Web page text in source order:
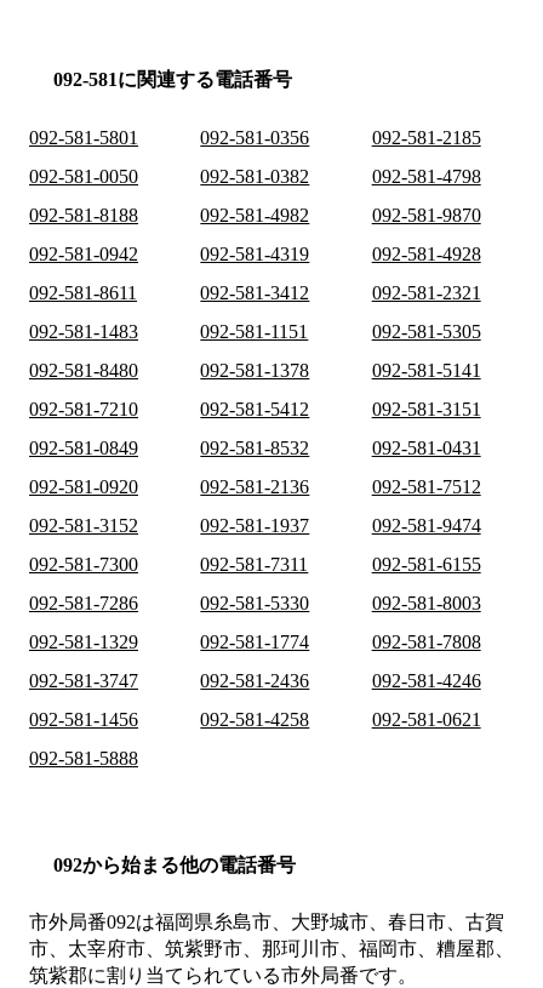
092-581に関連する電話番号
092-581-5801 092-581-0356
092-581-2185
092-581-0050
092-581-0382
092-581-4798
092-581-8188
092-581-4982
092-581-9870
092-581-0942
092-581-4319
092-581-4928
092-581-8611
092-581-3412
092-581-2321
092-581-1483
092-581-1151
092-581-5305
092-581-8480
092-581-1378
092-581-5141
092-581-7210
092-581-5412
092-581-3151
092-581-0849
092-581-8532
092-581-0431
092-581-0920
092-581-2136
092-581-7512
092-581-3152
092-581-1937
092-581-9474
092-581-7300
092-581-7311
092-581-6155
092-581-7286
092-581-5330
092-581-8003
092-581-1329
092-581-1774
092-581-7808
092-581-3747
092-581-2436
092-581-4246
092-581-1456
092-581-4258
092-581-0621
092-581-5888
092から始まる他の電話番号
市外局番092は福岡県糸島市、大野城市、春日市、古賀
市、太宰府市、筑紫野市、那珂川市、福岡市、糟屋郡、
筑紫郡に割り当てられている市外局番です。